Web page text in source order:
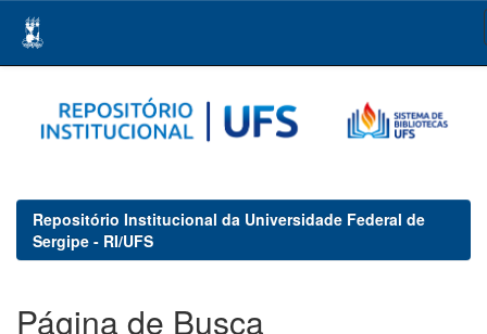
navigation
Repositório Institucional da Universidade Federal de
Sergipe - RI/UFS
Página de Busca